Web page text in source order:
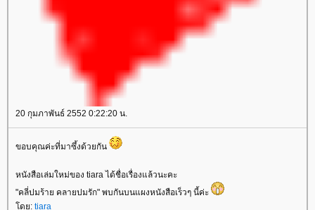
20 กุมภาพันธ์ 2552 0:22:20 น.
ขอบคุณค่ะที่มาซึ้งด้วยกัน
หนังสือเล่มใหม่ของ tiara ได้ชื่อเรื่องแล้วนะคะ
"คลี่ปมร้าย คลายปมรัก" พบกันบนแผงหนังสือเร็วๆ นี้ค่ะ
ดย: tiara